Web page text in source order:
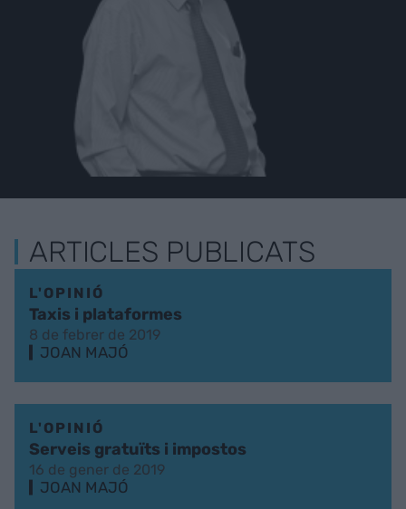
ARTICLES PUBLICATS
L'OPINIÓ
Taxis i plataformes
8 de febrer de 2019
JOAN MAJÓ
L'OPINIÓ
Serveis gratuïts i impostos
16 de gener de 2019
JOAN MAJÓ